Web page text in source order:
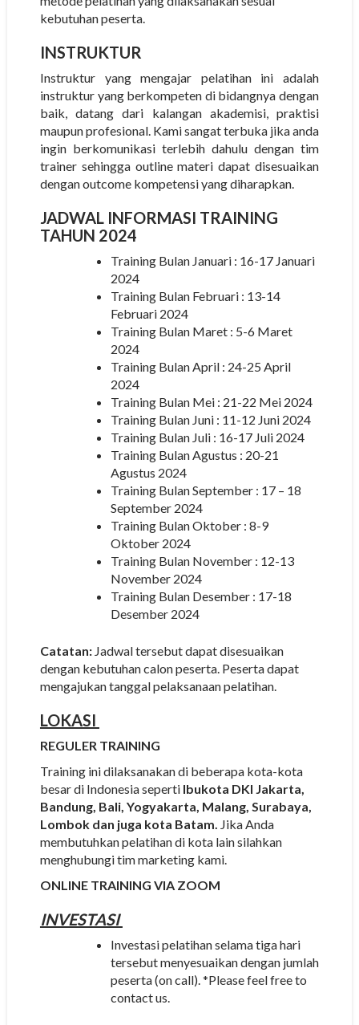
kebutuhan peserta.
INSTRUKTUR
Instruktur yang mengajar pelatihan ini adalah
instruktur yang berkompeten di bidangnya dengan
baik, datang dari kalangan akademisi, praktisi
maupun profesional. Kami sangat terbuka jika anda
ingin berkomunikasi terlebih dahulu dengan tim
trainer sehingga outline materi dapat disesuaikan
dengan outcome kompetensi yang diharapkan.
JADWAL INFORMASI TRAINING
TAHUN 2024
Training Bulan Januari : 16-17 Januari
2024
Training Bulan Februari : 13-14
Februari 2024
Training Bulan Maret : 5-6 Maret
2024
Training Bulan April : 24-25 April
2024
Training Bulan Mei : 21-22 Mei 2024
Training Bulan Juni : 11-12 Juni 2024
Training Bulan Juli : 16-17 Juli 2024
Training Bulan Agustus : 20-21
Agustus 2024
Training Bulan September : 17 – 18
September 2024
Training Bulan Oktober : 8-9
Oktober 2024
Training Bulan November : 12-13
November 2024
Training Bulan Desember : 17-18
Desember 2024
Catatan:Jadwal tersebut dapat disesuaikan
dengan kebutuhan calon peserta. Peserta dapat
mengajukan tanggal pelaksanaan pelatihan.
LOKASI
REGULER TRAINING
Training ini dilaksanakan di beberapa kota-kota
besar di Indonesia sepertiIbukota DKI Jakarta,
Bandung, Bali, Yogyakarta, Malang, Surabaya,
Lombok dan juga kota Batam. Jika Anda
membutuhkan pelatihan di kota lain silahkan
menghubungi tim marketing kami.
ONLINE TRAINING VIA ZOOM
INVESTASI
Investasi pelatihan selama tiga hari
tersebut menyesuaikan dengan jumlah
peserta (on call). *Please feel free to
contact us.